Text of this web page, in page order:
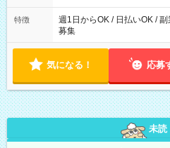
特徴
週1日からOK / 日払いOK /
募集
気になる！ 応募
未読